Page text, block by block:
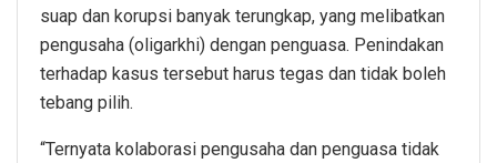
suap dan korupsi banyak terungkap, yang melibatkan
pengusaha (oligarkhi) dengan penguasa. Penindakan
terhadap kasus tersebut harus tegas dan tidak boleh
tebang pilih.
“Ternyata kolaborasi pengusaha dan penguasa tidak